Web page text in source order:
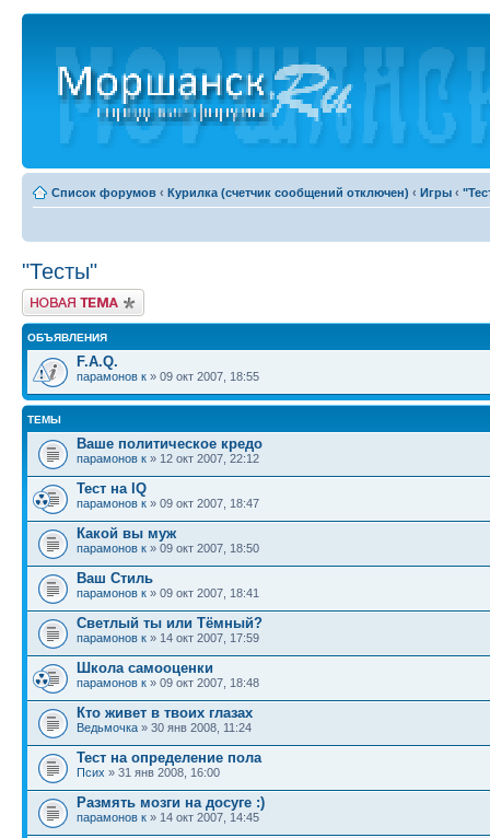
Список форумов ‹ Курилка (счетчик сообщений отключен) ‹ Игры ‹
"Тесты"
Новая тема
ОБЪЯВЛЕНИЯ
F.A.Q.
парамонов к » 09 окт 2007, 18:55
ТЕМЫ
Ваше политическое кредо
парамонов к » 12 окт 2007, 22:12
Тест на IQ
парамонов к » 09 окт 2007, 18:47
Какой вы муж
парамонов к » 09 окт 2007, 18:50
Ваш Стиль
парамонов к » 09 окт 2007, 18:41
Светлый ты или Тёмный?
парамонов к » 14 окт 2007, 17:59
Школа самооценки
парамонов к » 09 окт 2007, 18:48
Кто живет в твоих глазах
Ведьмочка » 30 янв 2008, 11:24
Тест на определение пола
Псих » 31 янв 2008, 16:00
Размять мозги на досуге :)
парамонов к » 14 окт 2007, 14:45